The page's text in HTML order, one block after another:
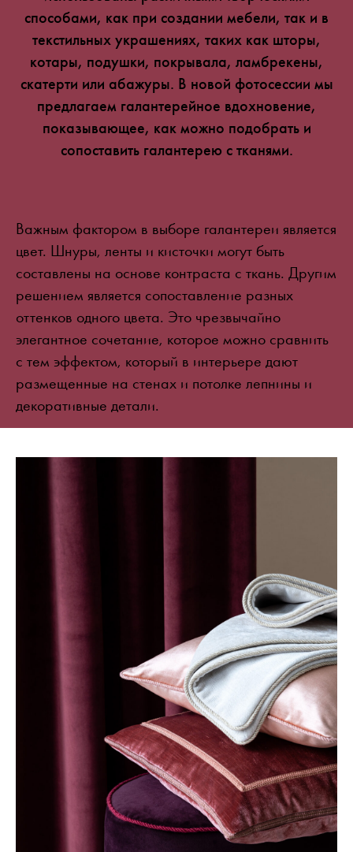
Dekoma экономико-технологический
ПОЛЕЗНАЯ ИНФОРМАЦИЯ
Брошюры
для прессы
Работа
способами, как при создании мебели, так и в
текстильных украшениях, таких как шторы,
котары, подушки, покрывала, ламбрекены,
скатерти или абажуры. В новой фотосессии мы
предлагаем галантерейное вдохновение,
показывающее, как можно подобрать и
сопоставить галантерею с тканями.
Важным фактором в выборе галантереи является
цвет. Шнуры, ленты и кисточки могут быть
составлены на основе контраста с ткань. Другим
решением является сопоставление разных
оттенков одного цвета. Это чрезвычайно
элегантное сочетание, которое можно сравнить
с тем эффектом, который в интерьере дают
размещенные на стенах и потолке лепнины и
декоративные детали.